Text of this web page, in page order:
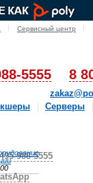
Сервисный центр
5555 8
Серверы
988-5555